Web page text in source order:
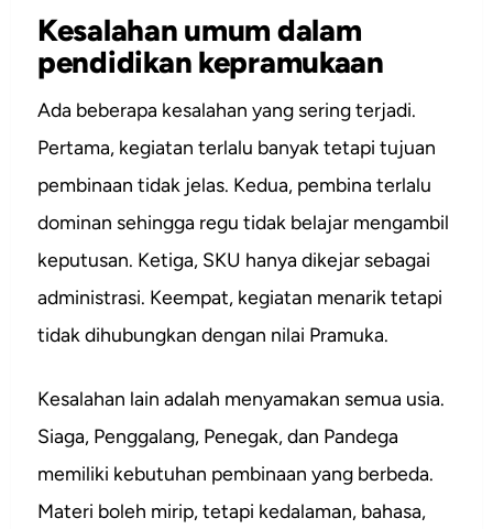
Kesalahan umum dalam
pendidikan kepramukaan
Ada beberapa kesalahan yang sering terjadi.
Pertama, kegiatan terlalu banyak tetapi tujuan
pembinaan tidak jelas. Kedua, pembina terlalu
dominan sehingga regu tidak belajar mengambil
keputusan. Ketiga, SKU hanya dikejar sebagai
administrasi. Keempat, kegiatan menarik tetapi
tidak dihubungkan dengan nilai Pramuka.
Kesalahan lain adalah menyamakan semua usia.
Siaga, Penggalang, Penegak, dan Pandega
memiliki kebutuhan pembinaan yang berbeda.
Materi boleh mirip, tetapi kedalaman, bahasa,